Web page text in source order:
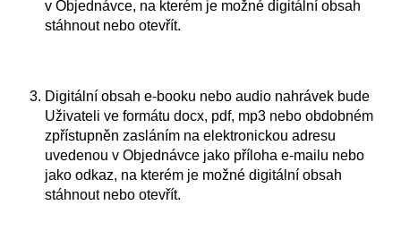
v Objednávce, na kterém je možné digitální obsah
stáhnout nebo otevřít.
Digitální obsah e-booku nebo audio nahrávek bude
Uživateli ve formátu docx, pdf, mp3 nebo obdobném
zpřístupněn zasláním na elektronickou adresu
uvedenou v Objednávce jako příloha e-mailu nebo
jako odkaz, na kterém je možné digitální obsah
stáhnout nebo otevřít.